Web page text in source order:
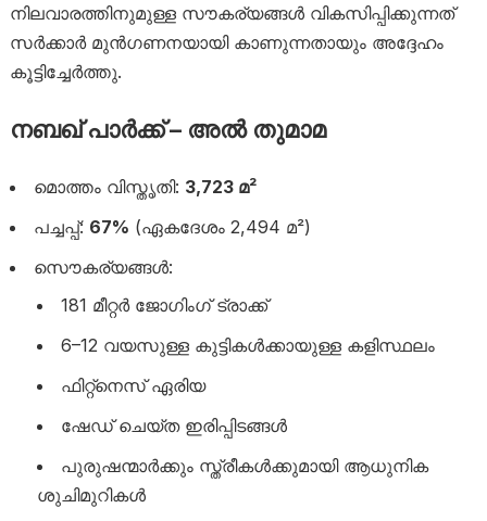
നിലവാരത്തിനുമുള്ള സൗകര്യങ്ങൾ വികസിപ്പിക്കുന്നത്
സർക്കാർ മുൻഗണനയായി കാണുന്നതായും അദ്ദേഹം
കൂട്ടിച്ചേർത്തു.
നബഖ് പാർക്ക് – അൽ തുമാമ
മൊത്തം വിസ്തൃതി: 3,723 മ²
പച്ചപ്പ്: 67% (ഏകദേശം 2,494 മ²)
സൌകര്യങ്ങൾ:
181 മീറ്റർ ജോഗിംഗ് ട്രാക്ക്
6–12 വയസുള്ള കുട്ടികൾക്കായുള്ള കളിസ്ഥലം
ഫിറ്റ്‌നെസ് ഏരിയ
ഷേഡ് ചെയ്‌ത ഇരിപ്പിടങ്ങൾ
പുരുഷന്മാർക്കും സ്ത്രീകൾക്കുമായി ആധുനിക
ശുചിമുറികൾ